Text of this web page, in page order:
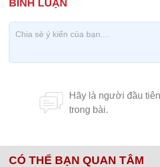
CÓ THỂ BẠN QUAN TÂM